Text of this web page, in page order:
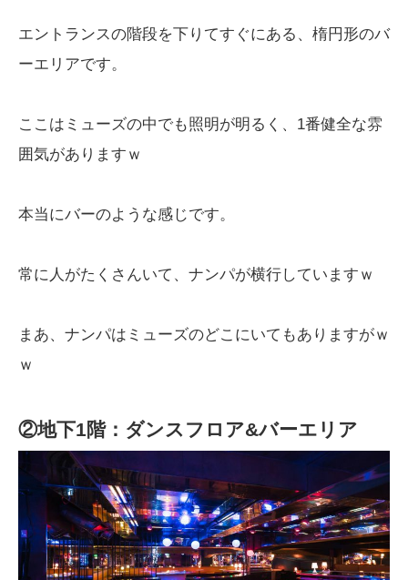
エントランスの階段を下りてすぐにある、楕円形のバ
ーエリアです。
ここはミューズの中でも照明が明るく、1番健全な雰
囲気がありますｗ
本当にバーのような感じです。
常に人がたくさんいて、ナンパが横行していますｗ
まあ、ナンパはミューズのどこにいてもありますがｗ
ｗ
②地下1階：ダンスフロア&バーエリア